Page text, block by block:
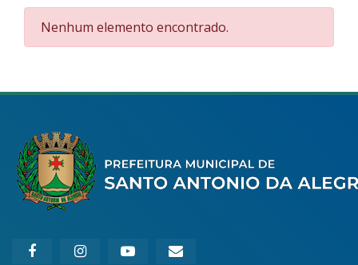
Nenhum elemento encontrado.